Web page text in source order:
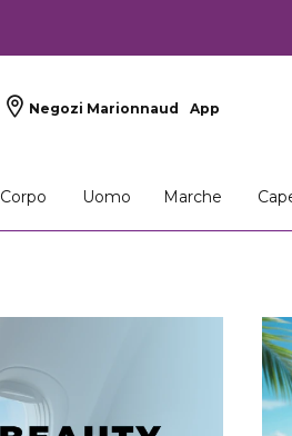
Negozi Marionnaud App
Corpo Uomo Marche